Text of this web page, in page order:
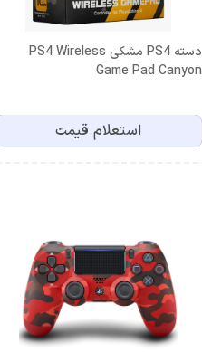
دسته PS4 مشکی PS4 Wireless
Game Pad Canyon
استعلام قیمت